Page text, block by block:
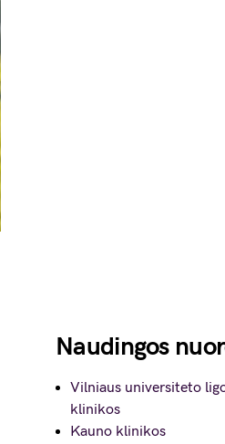
Naudingos
Vilniaus universiteto
klinikos
Kauno klinikos